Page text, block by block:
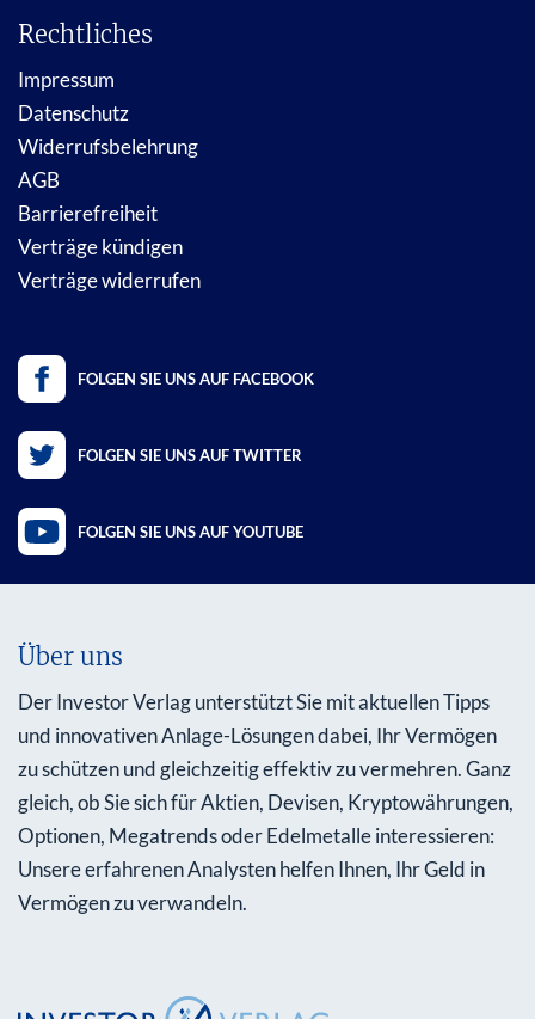
Rechtliches
Impressum
Datenschutz
Widerrufsbelehrung
AGB
Barrierefreiheit
Verträge kündigen
Verträge widerrufen
FOLGEN SIE UNS AUF FACEBOOK
FOLGEN SIE UNS AUF TWITTER
FOLGEN SIE UNS AUF YOUTUBE
Über uns
Der Investor Verlag unterstützt Sie mit aktuellen Tipps
und innovativen Anlage-Lösungen dabei, Ihr Vermögen
zu schützen und gleichzeitig effektiv zu vermehren. Ganz
gleich, ob Sie sich für Aktien, Devisen, Kryptowährungen,
Optionen, Megatrends oder Edelmetalle interessieren:
Unsere erfahrenen Analysten helfen Ihnen, Ihr Geld in
Vermögen zu verwandeln.